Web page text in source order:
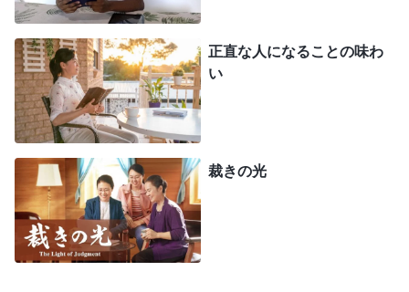
たの。本分を尽くす振りをしながら、自分の地位を
守っていたんじゃない？ 神はわたしを高めてチー
ムリーダーにした。御旨に配慮し、教会の働きを守
れるように。この機会に真理を使って問題を解決
し、本分の中で真理を実践して、堕落した性質が多
少変わることを神は望まれた。でもわたしは真理を
実践せず、名利を求めて争うばかり。どうすればフ
ァン姉妹を出し抜けるか、みんなに尊敬されるかど
うかしか考えなかった。本分なんか脇にのけてた
正直な人になることの味わ
い
裁きの光